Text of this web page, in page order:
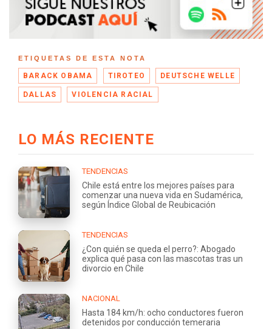
ETIQUETAS DE ESTA NOTA
BARACK OBAMA TIROTEO DEUTSCHE WELLE
DALLAS VIOLENCIA RACIAL
LO MÁS RECIENTE
TENDENCIAS
Chile está entre los mejores países para
comenzar una nueva vida en Sudamérica,
según Índice Global de Reubicación
TENDENCIAS
¿Con quién se queda el perro?: Abogado
explica qué pasa con las mascotas tras un
divorcio en Chile
NACIONAL
Hasta 184 km/h: ocho conductores fueron
detenidos por conducción temeraria